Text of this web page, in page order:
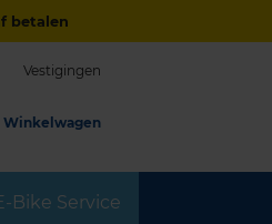
betalen
Bike Service
Vestigingen
Winkelwagen